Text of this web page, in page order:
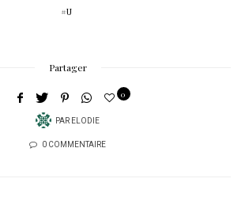
U
Partager
PAR ELODIE
0
0 COMMENTAIRE